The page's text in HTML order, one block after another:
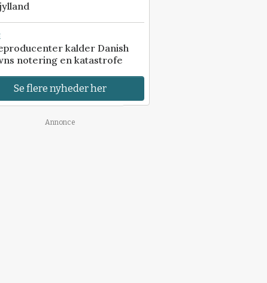
kalder Danish
notering en katastrofe
Se flere nyheder her
Annonce